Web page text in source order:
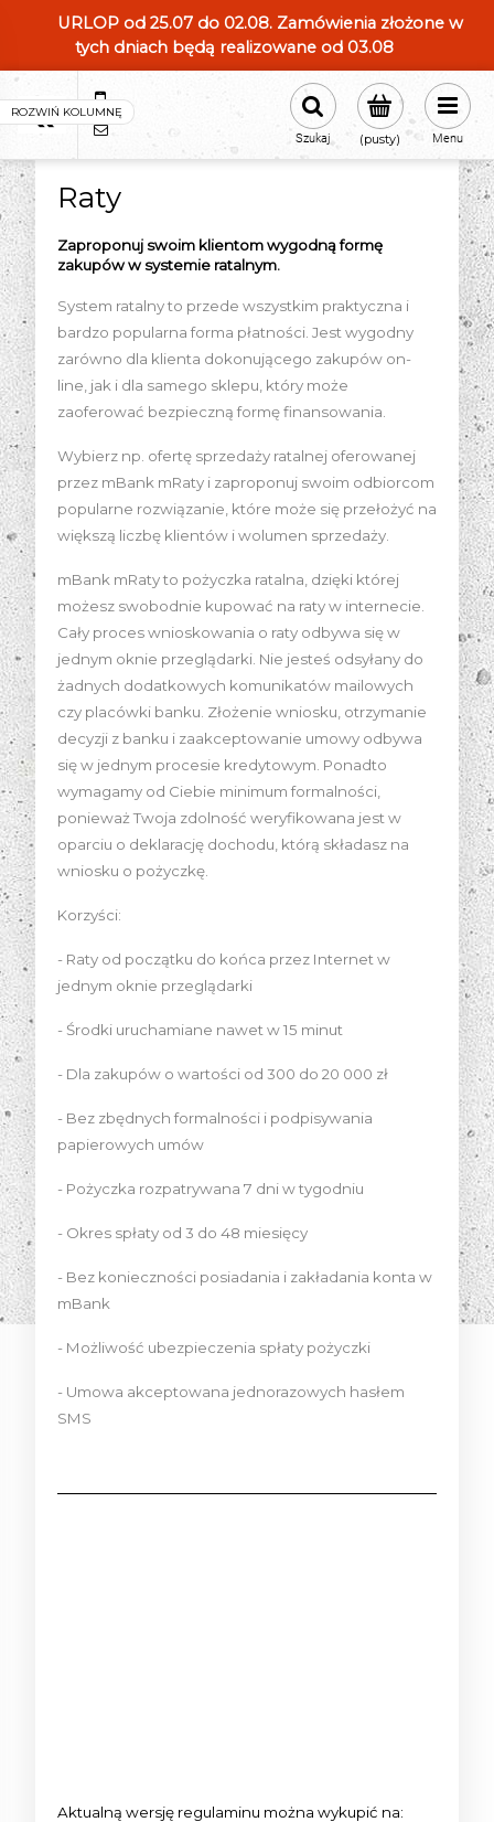
URLOP od 25.07 do 02.08. Zamówienia złożone w
tych dniach będą realizowane od 03.08
604554331
sklep@roland-modameska.pl (pusty)
Szukaj Menu
Biała koszula w kropki
(OL S103)
Najniższa cena:
230,00 zł
DO KOSZYKA
Beżowa tweedowa
marynarka (SB-45)
Najniższa cena:
DO KOSZYKA
Raty
Zaproponuj swoim klientom wygodną formę
zakupów w systemie ratalnym.
System ratalny to przede wszystkim praktyczna i
bardzo popularna forma płatności. Jest wygodny
zarówno dla klienta dokonującego zakupów on-
line, jak i dla samego sklepu, który może
zaoferować bezpieczną formę finansowania.
Wybierz np. ofertę sprzedaży ratalnej oferowanej
przez mBank mRaty i zaproponuj swoim odbiorcom
popularne rozwiązanie, które może się przełożyć na
większą liczbę klientów i wolumen sprzedaży.
mBank mRaty to pożyczka ratalna, dzięki której
możesz swobodnie kupować na raty w internecie.
Cały proces wnioskowania o raty odbywa się w
jednym oknie przeglądarki. Nie jesteś odsyłany do
żadnych dodatkowych komunikatów mailowych
czy placówki banku. Złożenie wniosku, otrzymanie
decyzji z banku i zaakceptowanie umowy odbywa
się w jednym procesie kredytowym. Ponadto
wymagamy od Ciebie minimum formalności,
ponieważ Twoja zdolność weryfikowana jest w
oparciu o deklarację dochodu, którą składasz na
wniosku o pożyczkę.
Korzyści:
- Raty od początku do końca przez Internet w
jednym oknie przeglądarki
- Środki uruchamiane nawet w 15 minut
- Dla zakupów o wartości od 300 do 20 000 zł
- Bez zbędnych formalności i podpisywania
papierowych umów
- Pożyczka rozpatrywana 7 dni w tygodniu
- Okres spłaty od 3 do 48 miesięcy
- Bez konieczności posiadania i zakładania konta w
mBank
- Możliwość ubezpieczenia spłaty pożyczki
- Umowa akceptowana jednorazowych hasłem
SMS
Aktualną wersję regulaminu można wykupić na: